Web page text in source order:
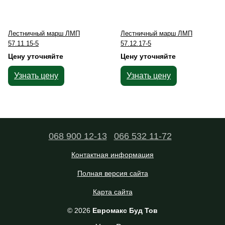
Лестничный марш ЛМП
57.11.15-5
Цену уточняйте
Узнать цену
Лестничный марш ЛМП
57.12.17-5
Цену уточняйте
Узнать цену
068 900 12-13 066 532 11-72
Контактная информация
Полная версия сайта
Карта сайта
© 2026 Евромакс Буд Тов